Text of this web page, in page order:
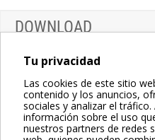
Tu privacidad
Las cookies de este sitio
contenido y los anuncios,
sociales y analizar el
información sobre el uso
nuestros partners de redes
DOWNLOAD